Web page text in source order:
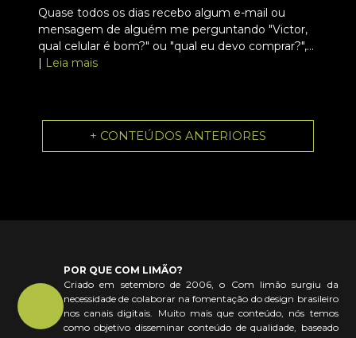
Quase todos os dias recebo algum e-mail ou
mensagem de alguém me perguntando "Victor,
qual celular é bom?" ou "qual eu devo comprar?",...
| Leia mais
+ CONTEÚDOS ANTERIORES
POR QUE COM LIMÃO?
Criado em setembro de 2006, o Com limão surgiu da
necessidade de colaborar na fomentação do design brasileiro
nos canais digitais. Muito mais que conteúdo, nós temos
como objetivo disseminar conteúdo de qualidade, baseado